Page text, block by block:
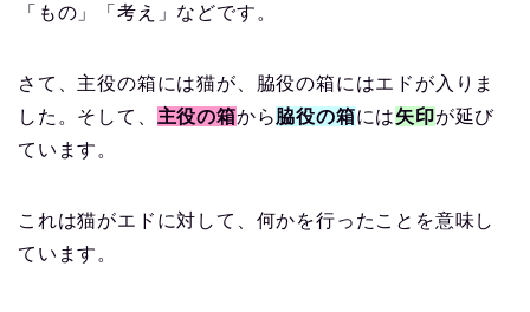
「もの」「考え」などです。
さて、主役の箱には猫が、脇役の箱にはエドが入りま
した。そして、 主役の箱から脇役の箱には矢印が延び
ています。
これは猫がエドに対して、何かを行ったことを意味し
ています。